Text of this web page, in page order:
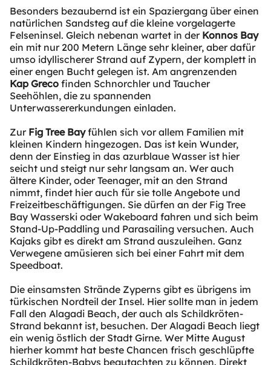
Besonders bezaubernd ist ein Spaziergang über einen
natürlichen Sandsteg auf die kleine vorgelagerte
Felseninsel. Gleich nebenan wartet in der Konnos Bay
ein mit nur 200 Metern Länge sehr kleiner, aber dafür
umso idyllischerer Strand auf Zypern, der komplett in
einer engen Bucht gelegen ist. Am angrenzenden
Kap Greco finden Schnorchler und Taucher
Seehöhlen, die zu spannenden
Unterwassererkundungen einladen.
Zur Fig Tree Bayfühlen sich vor allem Familien mit
kleinen Kindern hingezogen. Das ist kein Wunder,
denn der Einstieg in das azurblaue Wasser ist hier
seicht und steigt nur sehr langsam an. Wer auch
ältere Kinder, oder Teenager, mit an den Strand
nimmt, findet hier auch für sie tolle Angebote und
Freizeitbeschäftigungen. Sie dürfen an der Fig Tree
Bay Wasserski oder Wakeboard fahren und sich beim
Stand-Up-Paddling und Parasailing versuchen. Auch
Kajaks gibt es direkt am Strand auszuleihen. Ganz
Verwegene amüsieren sich bei einer Fahrt mit dem
Speedboat.
Die einsamsten Strände Zyperns gibt es übrigens im
türkischen Nordteil der Insel. Hier sollte man in jedem
Fall den Alagadi Beach, der auch als Schildkröten-
Strand bekannt ist, besuchen. Der Alagadi Beach liegt
ein wenig östlich der Stadt Girne. Wer Mitte August
hierher kommt hat beste Chancen frisch geschlüpfte
Schildkröten-Babys begutachten zu können. Direkt